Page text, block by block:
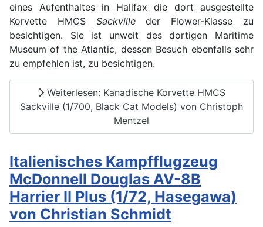
eines Aufenthaltes in Halifax die dort ausgestellte
Korvette HMCS Sackvilleder Flower-Klasse zu
besichtigen. Sie ist unweit des dortigen Maritime
Museum of the Atlantic, dessen Besuch ebenfalls sehr
zu empfehlen ist, zu besichtigen.
Weiterlesen: Kanadische Korvette HMCS
Sackville (1/700, Black Cat Models) von Christoph
Mentzel
Italienisches Kampfflugzeug
McDonnell Douglas AV-8B
Harrier II Plus (1/72, Hasegawa)
von Christian Schmidt